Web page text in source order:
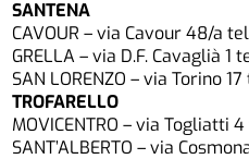
SANTENA
CAVOUR – via Cavour 48/a
GRELLA – via D.F. Cavaglià 1
SAN LORENZO – via Torino
TROFARELLO
MOVICENTRO – via Togliatti
SANT’ALBERTO – via